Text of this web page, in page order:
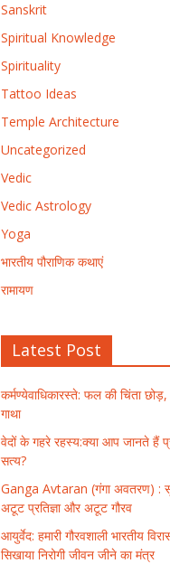
Sanskrit
Spiritual Knowledge
Spirituality
Tattoo Ideas
Temple Architecture
Uncategorized
Vedic
Vedic Astrology
Yoga
भारतीय पौराणिक कथाएं
रामायण
Latest Post
कर्मण्येवाधिकारस्ते: फल की चिंता छोड़,
गाथा
वेदों के गहरे रहस्य:क्या आप जानते हैं
सत्य?
Ganga Avtaran (गंगा अवतरण) :
अटूट प्रतिज्ञा और अटूट गौरव
आयुर्वेद: हमारी गौरवशाली भारतीय
सिखाया निरोगी जीवन जीने का मंत्र